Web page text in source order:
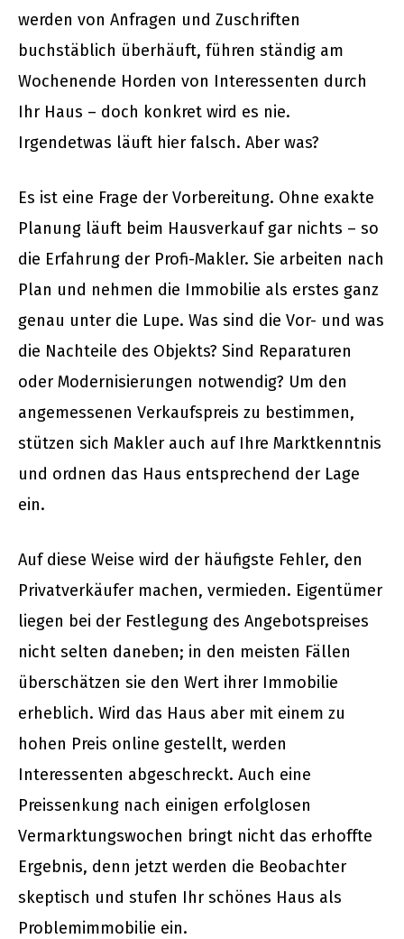
werden von Anfragen und Zuschriften
buchstäblich überhäuft, führen ständig am
Wochenende Horden von Interessenten durch
Ihr Haus – doch konkret wird es nie.
Irgendetwas läuft hier falsch. Aber was?
Es ist eine Frage der Vorbereitung. Ohne exakte
Planung läuft beim Hausverkauf gar nichts – so
die Erfahrung der Profi-Makler. Sie arbeiten nach
Plan und nehmen die Immobilie als erstes ganz
genau unter die Lupe. Was sind die Vor- und was
die Nachteile des Objekts? Sind Reparaturen
oder Modernisierungen notwendig? Um den
angemessenen Verkaufspreis zu bestimmen,
stützen sich Makler auch auf Ihre Marktkenntnis
und ordnen das Haus entsprechend der Lage
ein.
Auf diese Weise wird der häufigste Fehler, den
Privatverkäufer machen, vermieden. Eigentümer
liegen bei der Festlegung des Angebotspreises
nicht selten daneben; in den meisten Fällen
überschätzen sie den Wert ihrer Immobilie
erheblich. Wird das Haus aber mit einem zu
hohen Preis online gestellt, werden
Interessenten abgeschreckt. Auch eine
Preissenkung nach einigen erfolglosen
Vermarktungswochen bringt nicht das erhoffte
Ergebnis, denn jetzt werden die Beobachter
skeptisch und stufen Ihr schönes Haus als
Problemimmobilie ein.